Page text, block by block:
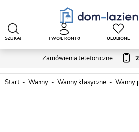
Zamówienia telefoniczne:
SZUKAJ TWOJE KONTO ULUBIONE
Start Wanny Wanny klasyczne Wanny